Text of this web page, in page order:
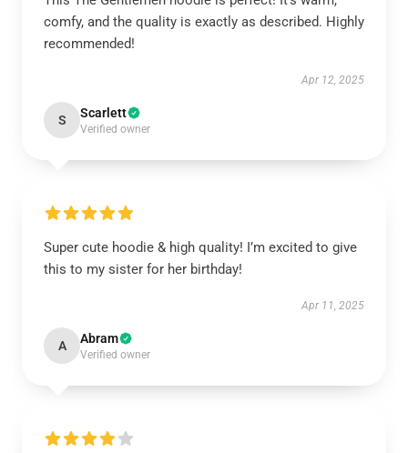
comfy, and the quality is exactly as described. Highly
recommended!
Apr 12, 2025
S Scarlett
Verified owner
Super cute hoodie & high quality! I’m excited to give
this to my sister for her birthday!
Apr 11, 2025
A Abram
Verified owner